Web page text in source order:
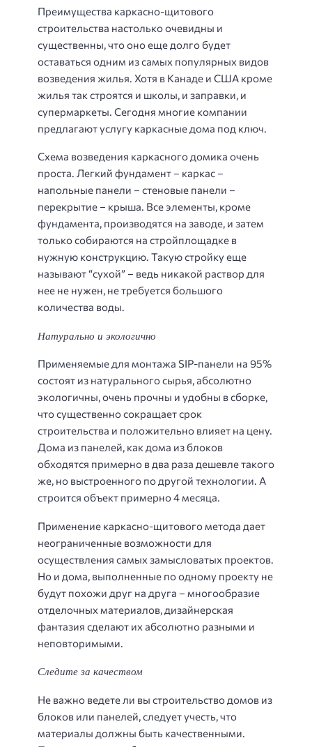
Преимущества каркасно-щитового
строительства настолько очевидны и
существенны, что оно еще долго будет
оставаться одним из самых популярных видов
возведения жилья. Хотя в Канаде и США кроме
жилья так строятся и школы, и заправки, и
супермаркеты. Сегодня многие компании
предлагают услугу каркасные дома под ключ.
Схема возведения каркасного домика очень
проста. Легкий фундамент – каркас –
напольные панели – стеновые панели –
перекрытие – крыша. Все элементы, кроме
фундамента, производятся на заводе, и затем
только собираются на стройплощадке в
нужную конструкцию. Такую стройку еще
называют “сухой” – ведь никакой раствор для
нее не нужен, не требуется большого
количества воды.
Натурально и экологично
Применяемые для монтажа SIP-панели на 95%
состоят из натурального сырья, абсолютно
экологичны, очень прочны и удобны в сборке,
что существенно сокращает срок
строительства и положительно влияет на цену.
Дома из панелей, как дома из блоков
обходятся примерно в два раза дешевле такого
же, но выстроенного по другой технологии. А
строится объект примерно 4 месяца.
Применение каркасно-щитового метода дает
неограниченные возможности для
осуществления самых замысловатых проектов.
Но и дома, выполненные по одному проекту не
будут похожи друг на друга – многообразие
отделочных материалов, дизайнерская
фантазия сделают их абсолютно разными и
неповторимыми.
Следите за качеством
Не важно ведете ли вы строительство домов из
блоков или панелей, следует учесть, что
материалы должны быть качественными.